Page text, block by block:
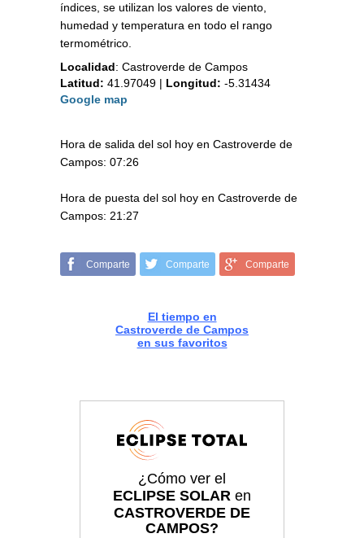
índices, se utilizan los valores de viento,
humedad y temperatura en todo el rango
termométrico.
Localidad: Castroverde de Campos
Latitud: 41.97049 | Longitud: -5.31434
Google map
Hora de salida del sol hoy en Castroverde de
Campos: 07:26
Hora de puesta del sol hoy en Castroverde de
Campos: 21:27
Comparte Comparte Comparte
El tiempo en
Castroverde de Campos
en sus favoritos
¿Cómo ver el
ECLIPSE SOLAR en
CASTROVERDE DE
CAMPOS?